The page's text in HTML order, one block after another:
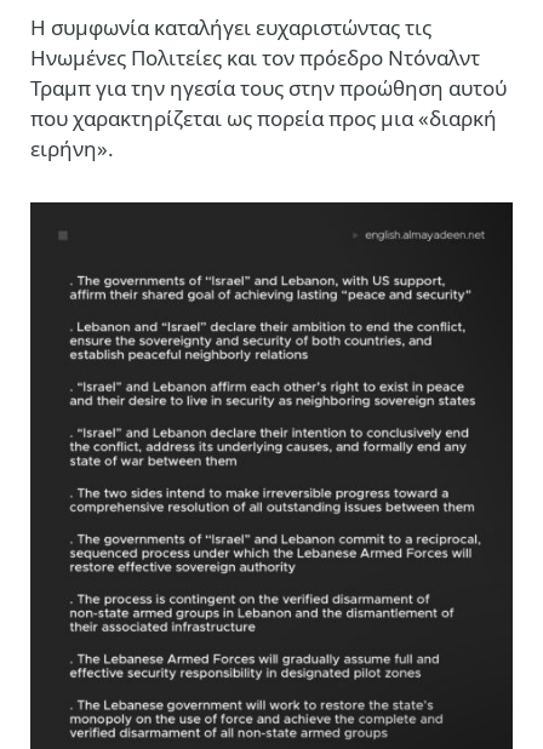
Η συμφωνία καταλήγει ευχαριστώντας τις
Ηνωμένες Πολιτείες και τον πρόεδρο Ντόναλντ
Τραμπ για την ηγεσία τους στην προώθηση αυτού
που χαρακτηρίζεται ως πορεία προς μια «διαρκή
ειρήνη».